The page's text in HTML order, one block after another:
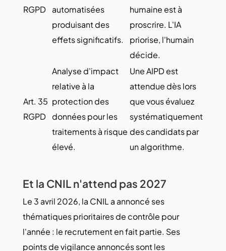
RGPD
automatisées
produisant des
effets significatifs.
humaine est à
proscrire. L'IA
priorise, l'humain
décide.
Art. 35
RGPD
Analyse d'impact
relative à la
protection des
données pour les
traitements à risque
élevé.
Une AIPD est
attendue dès lors
que vous évaluez
systématiquement
des candidats par
un algorithme.
Et la CNIL n'attend pas 2027
Le 3 avril 2026, la CNIL a annoncé ses
thématiques prioritaires de contrôle pour
l'année : le recrutement en fait partie. Ses
points de vigilance annoncés sont les